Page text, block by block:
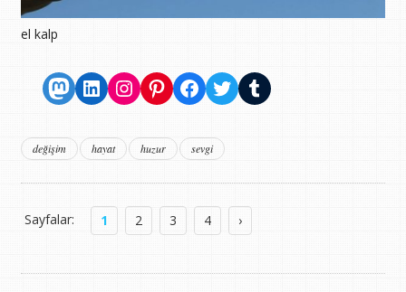
el kalp
Mastodon
LinkedIn
Instagram
Pinterest
Facebook
TwitterTumblr
değişim hayat huzur sevgi
Sayfalar: 1 2 3 4 ›